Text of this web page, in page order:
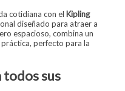
cotidiana con el Kipling
diseñado para atraer a
espacioso, combina un
perfecto para la
todos sus